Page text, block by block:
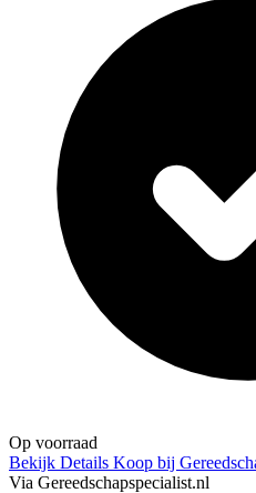
Op voorraad
Bekijk Details Koop bij
Via Gereedschapspecialist.nl